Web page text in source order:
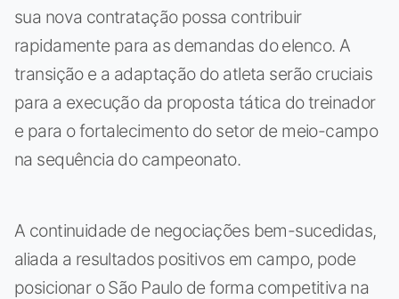
sua nova contratação possa contribuir
rapidamente para as demandas do elenco. A
transição e a adaptação do atleta serão cruciais
para a execução da proposta tática do treinador
e para o fortalecimento do setor de meio-campo
na sequência do campeonato.
A continuidade de negociações bem-sucedidas,
aliada a resultados positivos em campo, pode
posicionar o São Paulo de forma competitiva na